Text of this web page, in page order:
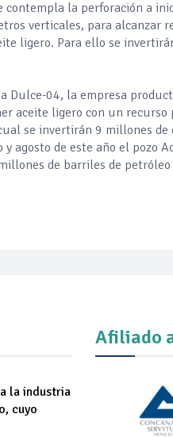
contempla la perforación a
verticales, para alcanzar
ligero. Para ello se
Dulce-04, la empresa
aceite ligero con un
se invertirán 9 millones
agosto de este año el pozo
de barriles de
la industria
cuyo
Afiliado